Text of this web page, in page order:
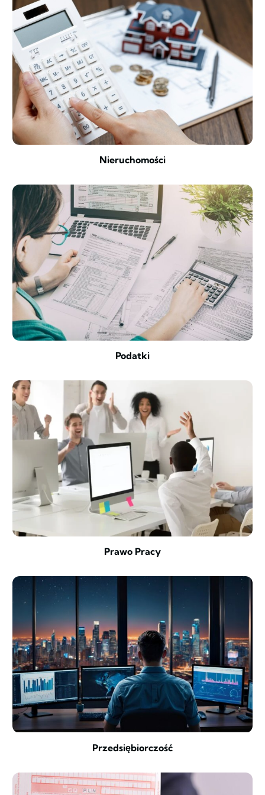
Nieruchomości
Podatki
Prawo Pracy
Przedsiębiorczość